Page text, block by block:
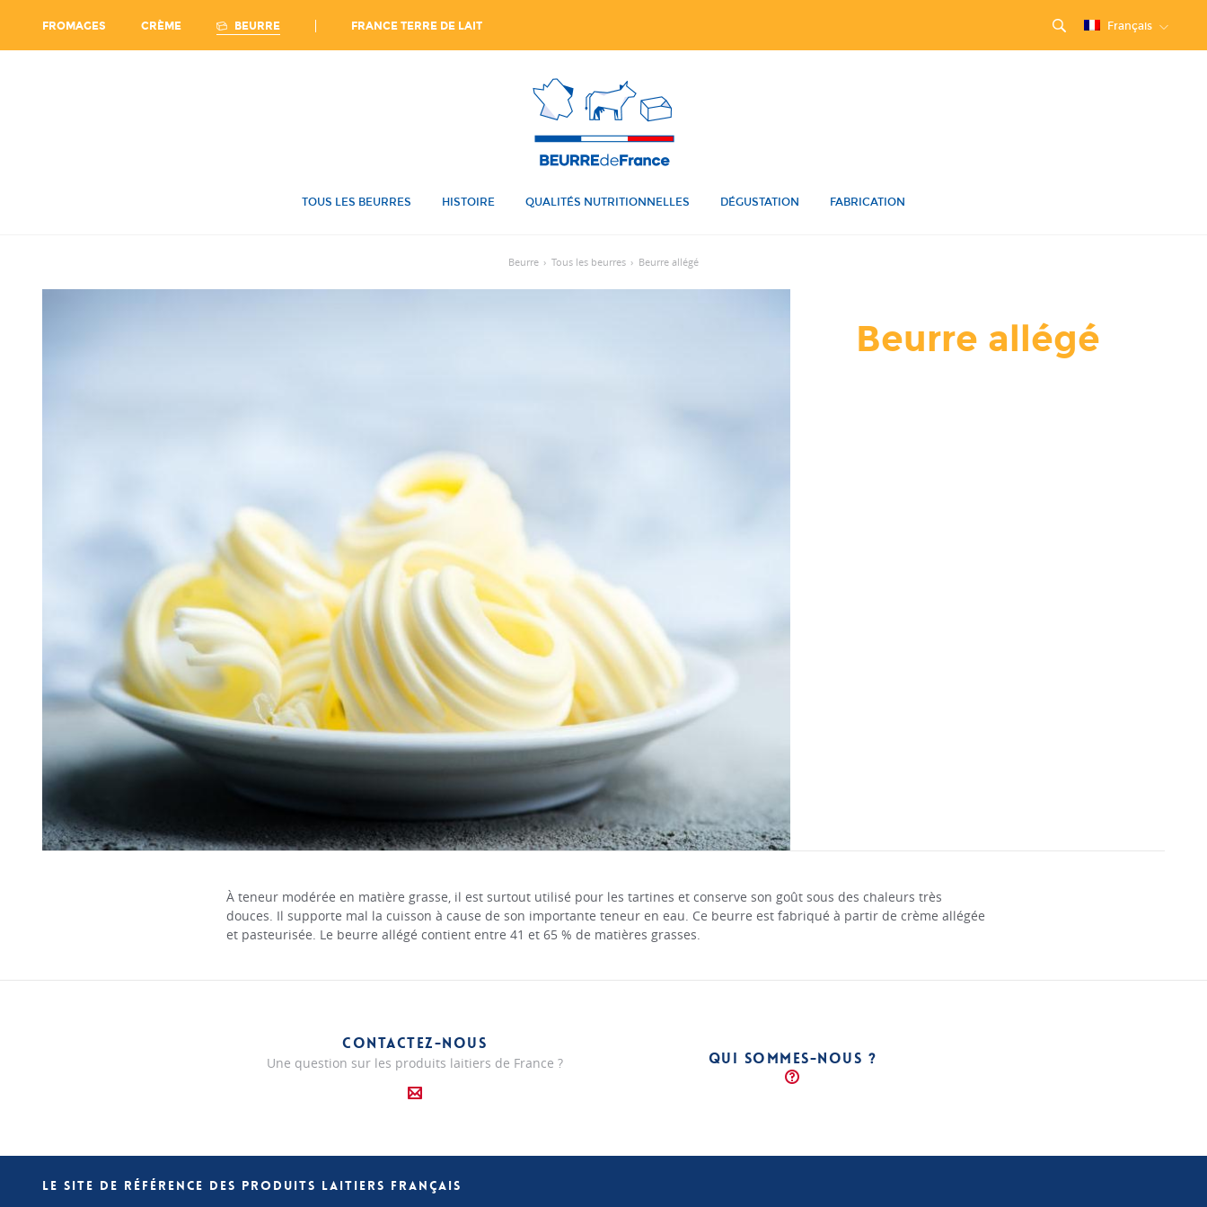
FROMAGES CRÈME BEURRE FRANCE TERRE DE LAIT Français
TOUS LES BEURRES HISTOIRE QUALITÉS NUTRITIONNELLES DÉGUSTATION FABRICATION
Beurre › Tous les beurres › Beurre allégé
Beurre allégé
À teneur modérée en matière grasse, il est surtout utilisé pour les tartines et conserve son goût sous des chaleurs très
douces. Il supporte mal la cuisson à cause de son importante teneur en eau. Ce beurre est fabriqué à partir de crème allégée
et pasteurisée. Le beurre allégé contient entre 41 et 65 % de matières grasses.
CONTACTEZ-NOUS
Une question sur les produits laitiers de France ? QUI SOMMES-NOUS ?
LE SITE DE RÉFÉRENCE DES PRODUITS LAITIERS FRANÇAIS